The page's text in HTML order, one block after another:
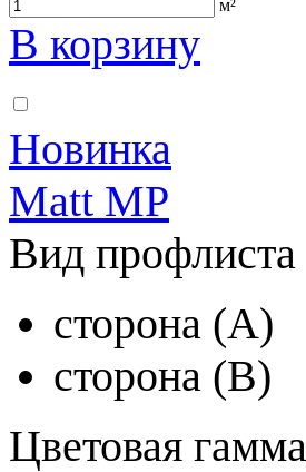
м²
В корзину
Новинка
Matt MP
Вид профлиста
сторона (A)
сторона (B)
Цветовая гамма